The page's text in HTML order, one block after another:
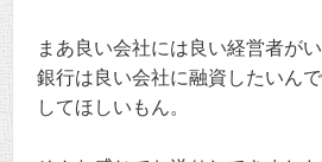
まあ良い会社には良い経営者が
銀行は良い会社に融資したいん
してほしいもん。